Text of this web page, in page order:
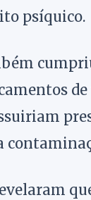
psíquico.
de